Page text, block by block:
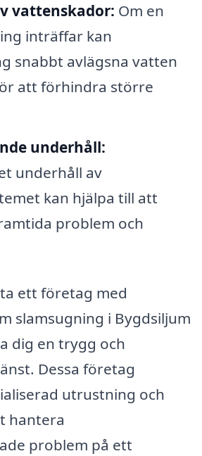
vattenskador: Om en
inträffar kan
snabbt avlägsna vatten
att förhindra större
underhåll:
underhåll av
kan hjälpa till att
problem och
ett företag med
slamsugning i Bygdsiljum
dig en trygg och
Dessa företag
utrustning och
hantera
problem på ett